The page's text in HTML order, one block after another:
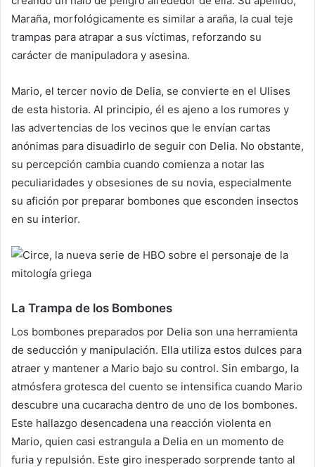
Maraña, morfológicamente es similar a araña, la cual teje
trampas para atrapar a sus víctimas, reforzando su
carácter de manipuladora y asesina.
Mario, el tercer novio de Delia, se convierte en el Ulises
de esta historia. Al principio, él es ajeno a los rumores y
las advertencias de los vecinos que le envían cartas
anónimas para disuadirlo de seguir con Delia. No obstante,
su percepción cambia cuando comienza a notar las
peculiaridades y obsesiones de su novia, especialmente
su afición por preparar bombones que esconden insectos
en su interior.
La Trampa de los Bombones
Los bombones preparados por Delia son una herramienta
de seducción y manipulación. Ella utiliza estos dulces para
atraer y mantener a Mario bajo su control. Sin embargo, la
atmósfera grotesca del cuento se intensifica cuando Mario
descubre una cucaracha dentro de uno de los bombones.
Este hallazgo desencadena una reacción violenta en
Mario, quien casi estrangula a Delia en un momento de
furia y repulsión. Este giro inesperado sorprende tanto al